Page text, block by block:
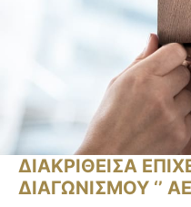
ΔΙΑΚΡΙΘΕΙΣΑ
ΔΙΑΓΩΝΙΣΜΟΥ ‘’